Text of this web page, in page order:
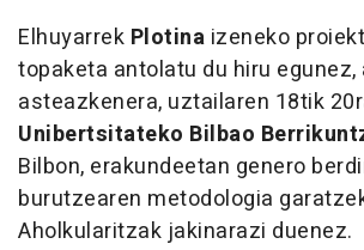
Elhuyarrek Plotina izeneko
topaketa antolatu du hiru
asteazkenera, uztailaren 18tik
Unibertsitateko Bilbao
Bilbon, erakundeetan genero
burutzearen metodologia
Aholkularitzak jakinarazi duenez.